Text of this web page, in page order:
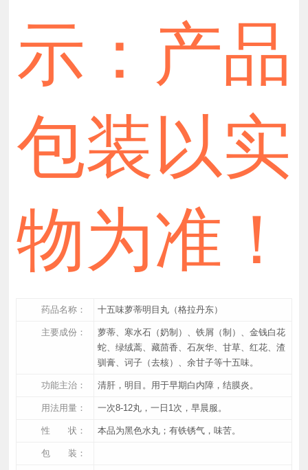
示：产品
包装以实
物为准！
药品名称： 十五味萝蒂明目丸（格拉丹东）
主要成份：
萝蒂、寒水石（奶制）、铁屑（制）、金钱白花
蛇、绿绒蒿、藏茴香、石灰华、甘草、红花、渣
驯膏、诃子（去核）、余甘子等十五味。
功能主治： 清肝，明目。用于早期白内障，结膜炎。
用法用量： 一次8-12丸，一日1次，早晨服。
性 状： 本品为黑色水丸；有铁锈气，味苦。
包 装：